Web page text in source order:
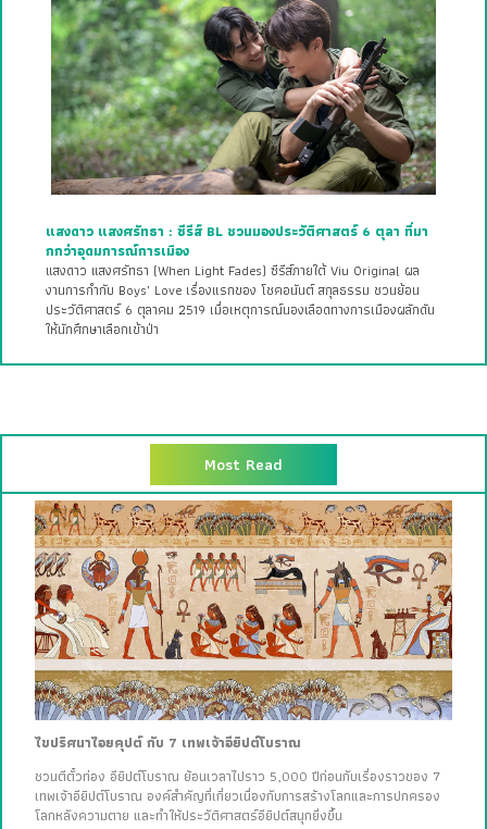
แสงดาว แสงศรัทธา : ซีรีส์ BL ชวนมองประวัติศาสตร์ 6 ตุลา ที่มา
กกว่าอุดมการณ์การเมือง
แสงดาว แสงศรัทธา (When Light Fades) ซีรีส์ภายใต้ Viu Original ผล
งานการกำกับ Boys’ Love เรื่องแรกของ โชคอนันต์ สกุลธรรม ชวนย้อน
ประวัติศาสตร์ 6 ตุลาคม 2519 เมื่อเหตุการณ์นองเลือดทางการเมืองผลักดัน
ให้นักศึกษาเลือกเข้าป่า
Most Read
ไขปริศนาไอยคุปต์ กับ 7 เทพเจ้าอียิปต์โบราณ
ชวนตีตั๋วท่อง อียิปต์โบราณ ย้อนเวลาไปราว 5,000 ปีก่อนกับเรื่องราวของ 7
เทพเจ้าอียิปต์โบราณ องค์สำคัญที่เกี่ยวเนื่องกับการสร้างโลกและการปกครอง
โลกหลังความตาย และทำให้ประวัติศาสตร์อียิปต์สนุกยิ่งขึ้น